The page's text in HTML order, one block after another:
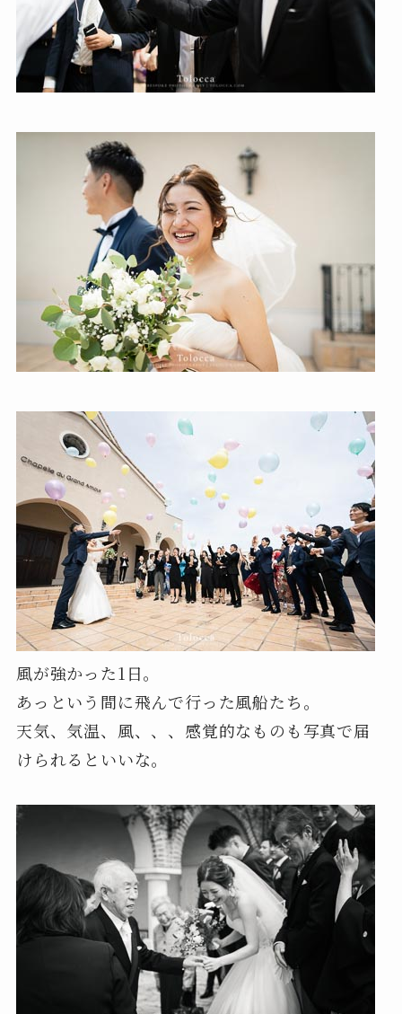
風が強かった1日。
あっという間に飛んで行った風船たち。
天気、気温、風、、、感覚的なものも写真で届
けられるといいな。